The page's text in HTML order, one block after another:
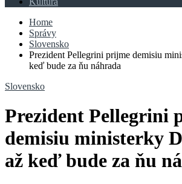
Home
Správy
Slovensko
Prezident Pellegrini prijme demisiu
keď bude za ňu náhrada
Slovensko
Prezident Pellegrini
demisiu ministerky
až keď bude za ňu